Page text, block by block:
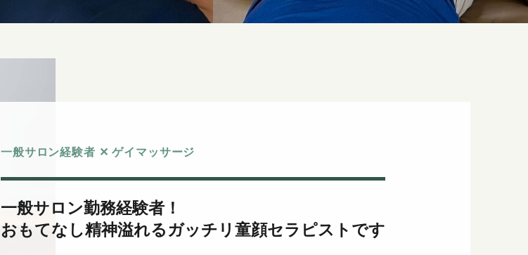
一般サロン経験者 ✕ ゲイマッサージ
一般サロン勤務経験者！
おもてなし精神溢れるガッチリ童顔セラピストです